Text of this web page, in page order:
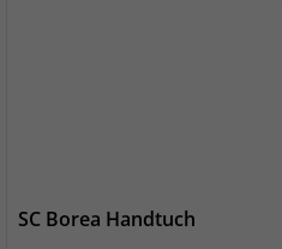
SC Borea Handtuch